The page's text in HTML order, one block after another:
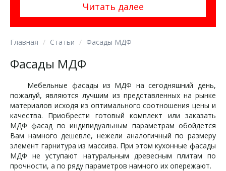
Читать далее
Главная Статьи Фасады МДФ
Фасады МДФ
Мебельные фасады из МДФ на сегодняшний день,
пожалуй, являются лучшим из представленных на рынке
материалов исходя из оптимального соотношения цены и
качества. Приобрести готовый комплект или заказать
МДФ фасад по индивидуальным параметрам обойдется
Вам намного дешевле, нежели аналогичный по размеру
элемент гарнитура из массива. При этом кухонные фасады
МДФ не уступают натуральным древесным плитам по
прочности, а по ряду параметров намного их опережают.